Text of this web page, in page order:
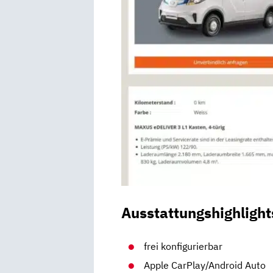
frei konfigurierbar
Apple CarPlay/Android Auto